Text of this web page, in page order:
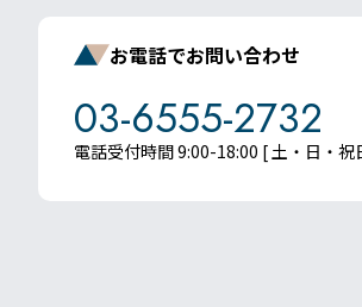
お電話でお問い合わせ
03-6555-2732
電話受付時間 9:00-18:00 [ 土・日・祝